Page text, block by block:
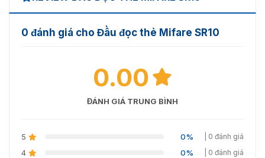
10% ~ 90% de humedad relativa
sin condación
Chỉ số bảo vệ
0 đánh giá cho Đầu đọc thẻ Mifare SR10
0.00
ĐÁNH GIÁ TRUNG BÌNH
5 0% | 0 đánh giá
4 0% | 0 đánh giá